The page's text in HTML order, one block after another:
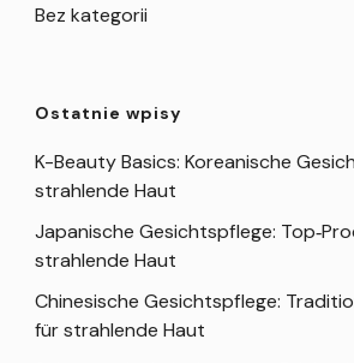
Bez kategorii
Ostatnie wpisy
K-Beauty Basics: Koreanische
strahlende Haut
Japanische Gesichtspflege:
strahlende Haut
Chinesische Gesichtspflege:
für strahlende Haut